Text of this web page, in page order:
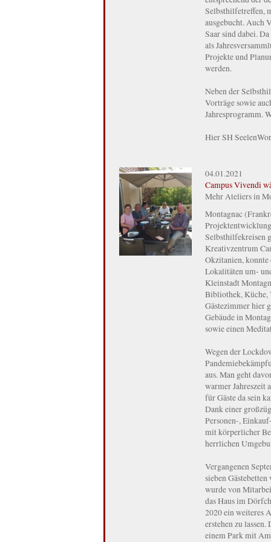
Selbsthilfetreffen,
ausgebucht. Auch
Saar sind dabei.
als
Projekte und
werden.
Neben der
Vorträge sowie
Jahresprogramm.
Hier SH
04.01.2021
Campus Vivendi
Mehr Ateliers in
Montagnac
Selbsthilfekreisen
Kreativzentrum
Okzitanien, konnte
Lokalitäten um-
Kleinstadt
Bibliothek, Küche,
Gästezimmer hier
Gebäude in
sowie einen
Wegen der
aus. Man geht
warmer Jahreszeit
für Gäste da sein
Dank einer
Personen-,
mit körperlicher
herrlichen
Vergangenen
sieben
wurde von
das Haus im
2020 ein weiteres
erstehen zu
einem Park mit